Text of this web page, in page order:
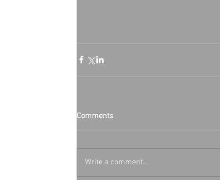
Comments
Write a comment...